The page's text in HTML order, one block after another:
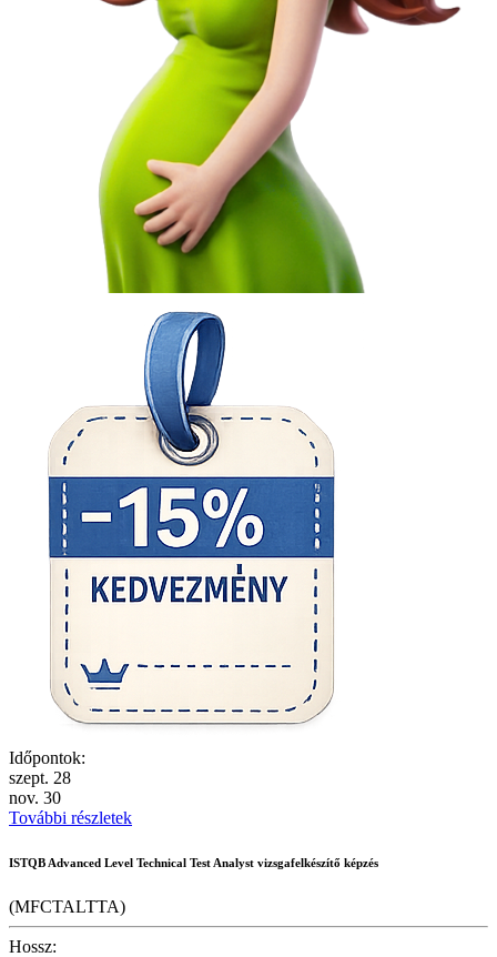
Időpontok:
szept. 28
nov. 30
További részletek
ISTQB Advanced Level Technical Test Analyst vizsgafelkészítő képzés
(MFCTALTTA)
Hossz: